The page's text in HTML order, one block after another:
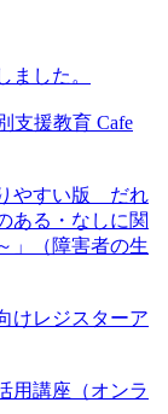
ました。
支援教育 Cafe
りやすい版 だれ
ある・なしに関
」（障害者の生
けレジスターア
用講座（オンラ